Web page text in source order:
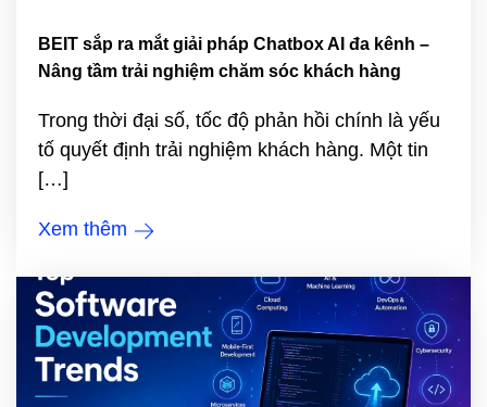
BEIT sắp ra mắt giải pháp Chatbox AI đa kênh –
Nâng tầm trải nghiệm chăm sóc khách hàng
Trong thời đại số, tốc độ phản hồi chính là yếu
tố quyết định trải nghiệm khách hàng. Một tin
[…]
Xem thêm